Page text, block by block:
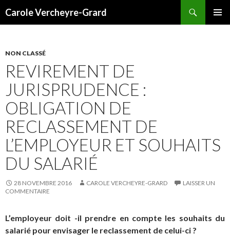
Carole Vercheyre-Grard
NON CLASSÉ
REVIREMENT DE
JURISPRUDENCE :
OBLIGATION DE
RECLASSEMENT DE
L’EMPLOYEUR ET SOUHAITS
DU SALARIÉ
28 NOVEMBRE 2016 CAROLE VERCHEYRE-GRARD
LAISSER UN
COMMENTAIRE
L’employeur doit -il prendre en compte les souhaits du
salarié pour envisager le reclassement de celui-ci ?